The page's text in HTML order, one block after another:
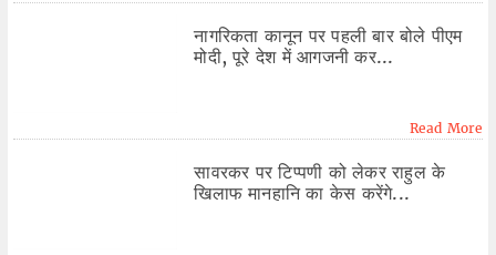
नागरिकता कानून पर पहली बार बोले पीएम
मोदी, पूरे देश में आगजनी कर...
Read More
सावरकर पर टिप्पणी को लेकर राहुल के
खिलाफ मानहानि का केस करेंगे...